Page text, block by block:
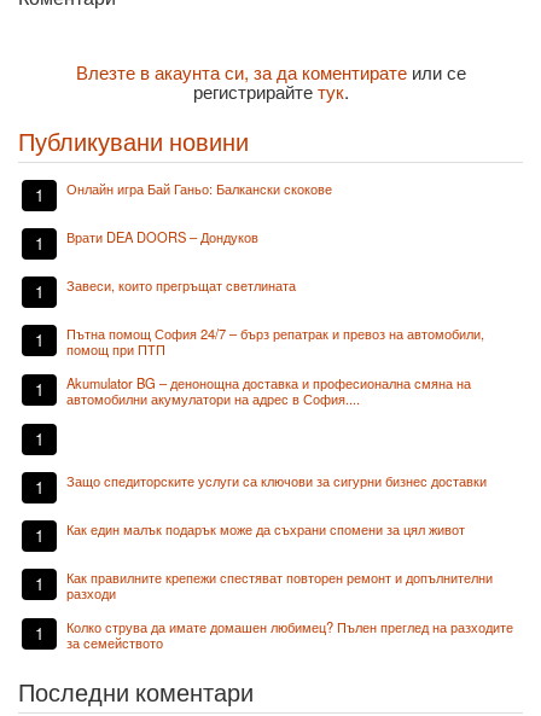
Влезте в акаунта си, за да коментиратеили се
регистрирайтетук.
Публикувани новини
1 Онлайн игра Бай Ганьо: Балкански скокове
1 Врати DEA DOORS – Дондуков
1 Завеси, които прегръщат светлината
1
Пътна помощ София 24/7 – бърз репатрак и превоз на автомобили,
помощ при ПТП
1
Akumulator BG – денонощна доставка и професионална смяна на
автомобилни акумулатори на адрес в София....
1
1 Защо спедиторските услуги са ключови за сигурни бизнес доставки
1 Как един малък подарък може да съхрани спомени за цял живот
1
Как правилните крепежи спестяват повторен ремонт и допълнителни
разходи
1
Колко струва да имате домашен любимец? Пълен преглед на разходите
за семейството
Последни коментари